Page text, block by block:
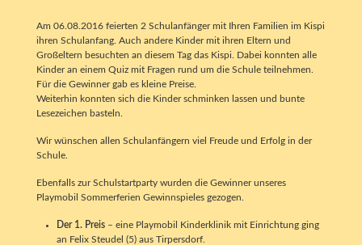
Am 06.08.2016 feierten 2 Schulanfänger mit Ihren Familien im Kispi
ihren Schulanfang. Auch andere Kinder mit ihren Eltern und
Großeltern besuchten an diesem Tag das Kispi. Dabei konnten alle
Kinder an einem Quiz mit Fragen rund um die Schule teilnehmen.
Für die Gewinner gab es kleine Preise.
Weiterhin konnten sich die Kinder schminken lassen und bunte
Lesezeichen basteln.
Wir wünschen allen Schulanfängern viel Freude und Erfolg in der
Schule.
Ebenfalls zur Schulstartparty wurden die Gewinner unseres
Playmobil Sommerferien Gewinnspieles gezogen.
Der 1. Preis– eine Playmobil Kinderklinik mit Einrichtung ging
an Felix Steudel (5) aus Tirpersdorf.